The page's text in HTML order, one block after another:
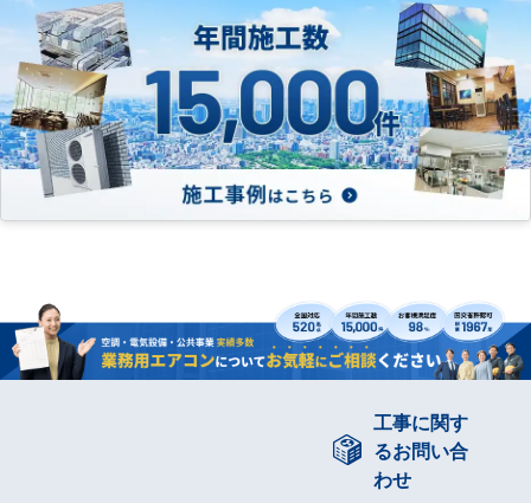
工事に関す
るお問い合
わせ